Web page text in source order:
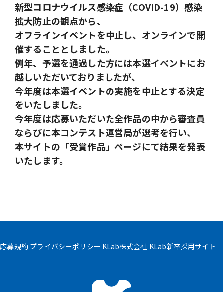
新型コロナウイルス感染症（COVID-19）感染
拡大防止の観点から、
オフラインイベントを中止し、オンラインで開
催することとしました。
例年、予選を通過した方には本選イベントにお
越しいただいておりましたが、
今年度は本選イベントの実施を中止とする決定
をいたしました。
今年度は応募いただいた全作品の中から審査員
ならびに本コンテスト運営局が選考を行い、
本サイトの「受賞作品」ページにて結果を発表
いたします。
応募規約 プライバシーポリシー KLab株式会社 KLab新卒採用サイト